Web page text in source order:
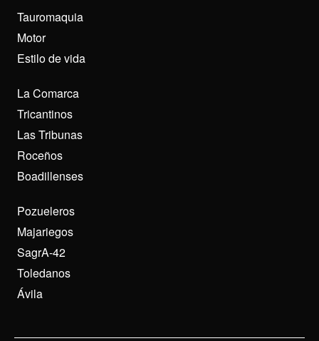
Tauromaquia
Motor
Estilo de vida
La Comarca
Tricantinos
Las Tribunas
Roceños
Boadillenses
Pozueleros
Majariegos
SagrA-42
Toledanos
Ávila